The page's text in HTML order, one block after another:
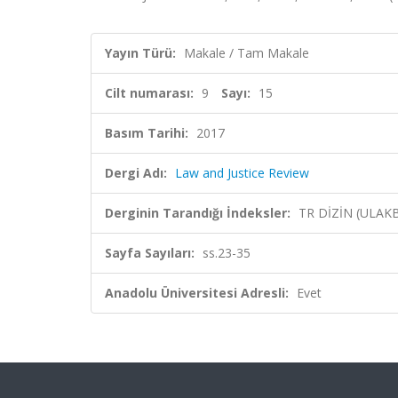
Yayın Türü: Makale / Tam Makale
Cilt numarası: 9 Sayı: 15
Basım Tarihi: 2017
Dergi Adı: Law and Justice Review
Derginin Tarandığı İndeksler: TR DİZİN
Sayfa Sayıları: ss.23-35
Anadolu Üniversitesi Adresli: Evet